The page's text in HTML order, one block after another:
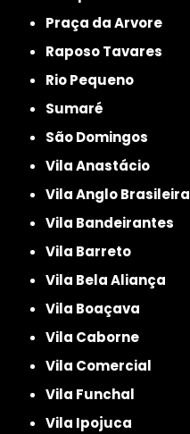
Praça da Arvore
Raposo Tavares
Rio Pequeno
Sumaré
São Domingos
Vila Anastácio
Vila Anglo Brasileira
Vila Bandeirantes
Vila Barreto
Vila Bela Aliança
Vila Boaçava
Vila Caborne
Vila Comercial
Vila Funchal
Vila Ipojuca